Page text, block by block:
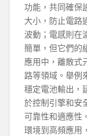
功能，共同確保
大小，防止電路
波動；電感則在
簡單，但它們的
應用中，離散式
路等領域。舉例
穩定電池輸出，
於控制引擎和安
可靠性和適應性
環境到高頻應用